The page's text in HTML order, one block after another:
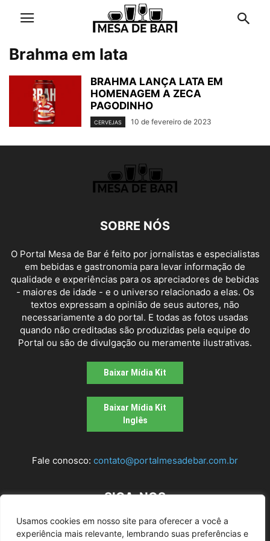
Usamos cookies em nosso site para oferecer a você a
experiência mais relevante, lembrando suas preferências e
Brahma em lata
BRAHMA LANÇA LATA EM
HOMENAGEM A ZECA
PAGODINHO
CERVEJAS 10 de fevereiro de 2023
SOBRE NÓS
O Portal Mesa de Bar é feito por jornalistas e especialistas
em bebidas e gastronomia para levar informação de
qualidade e experiências para os apreciadores de bebidas
- maiores de idade - e o universo relacionado a elas. Os
textos expressam a opinião de seus autores, não
necessariamente a do portal. E todas as fotos usadas
quando não creditadas são produzidas pela equipe do
Portal ou são de divulgação ou meramente ilustrativas.
Baixar Mídia Kit
Baixar Mídia Kit
Inglês
Fale conosco: contato@portalmesadebar.com.br
SIGA-NOS